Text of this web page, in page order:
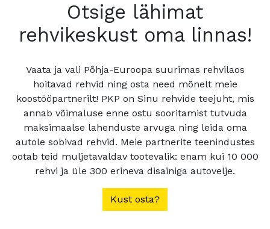
Otsige lähimat
rehvikeskust oma linnas!
Vaata ja vali Põhja-Euroopa suurimas rehvilaos
hoitavad rehvid ning osta need mõnelt meie
koostööpartnerilt! PKP on Sinu rehvide teejuht, mis
annab võimaluse enne ostu sooritamist tutvuda
maksimaalse lahenduste arvuga ning leida oma
autole sobivad rehvid. Meie partnerite teenindustes
ootab teid muljetavaldav tootevalik: enam kui 10 000
rehvi ja üle 300 erineva disainiga autovelje.
Kust osta?